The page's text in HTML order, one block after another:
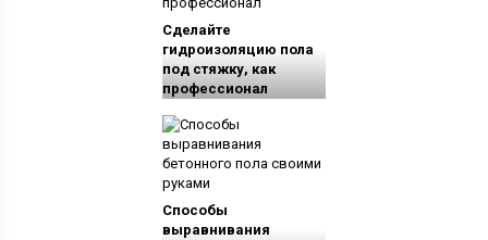
Сделайте
гидроизоляцию пола
под стяжку, как
профессионал
Способы
выравнивания